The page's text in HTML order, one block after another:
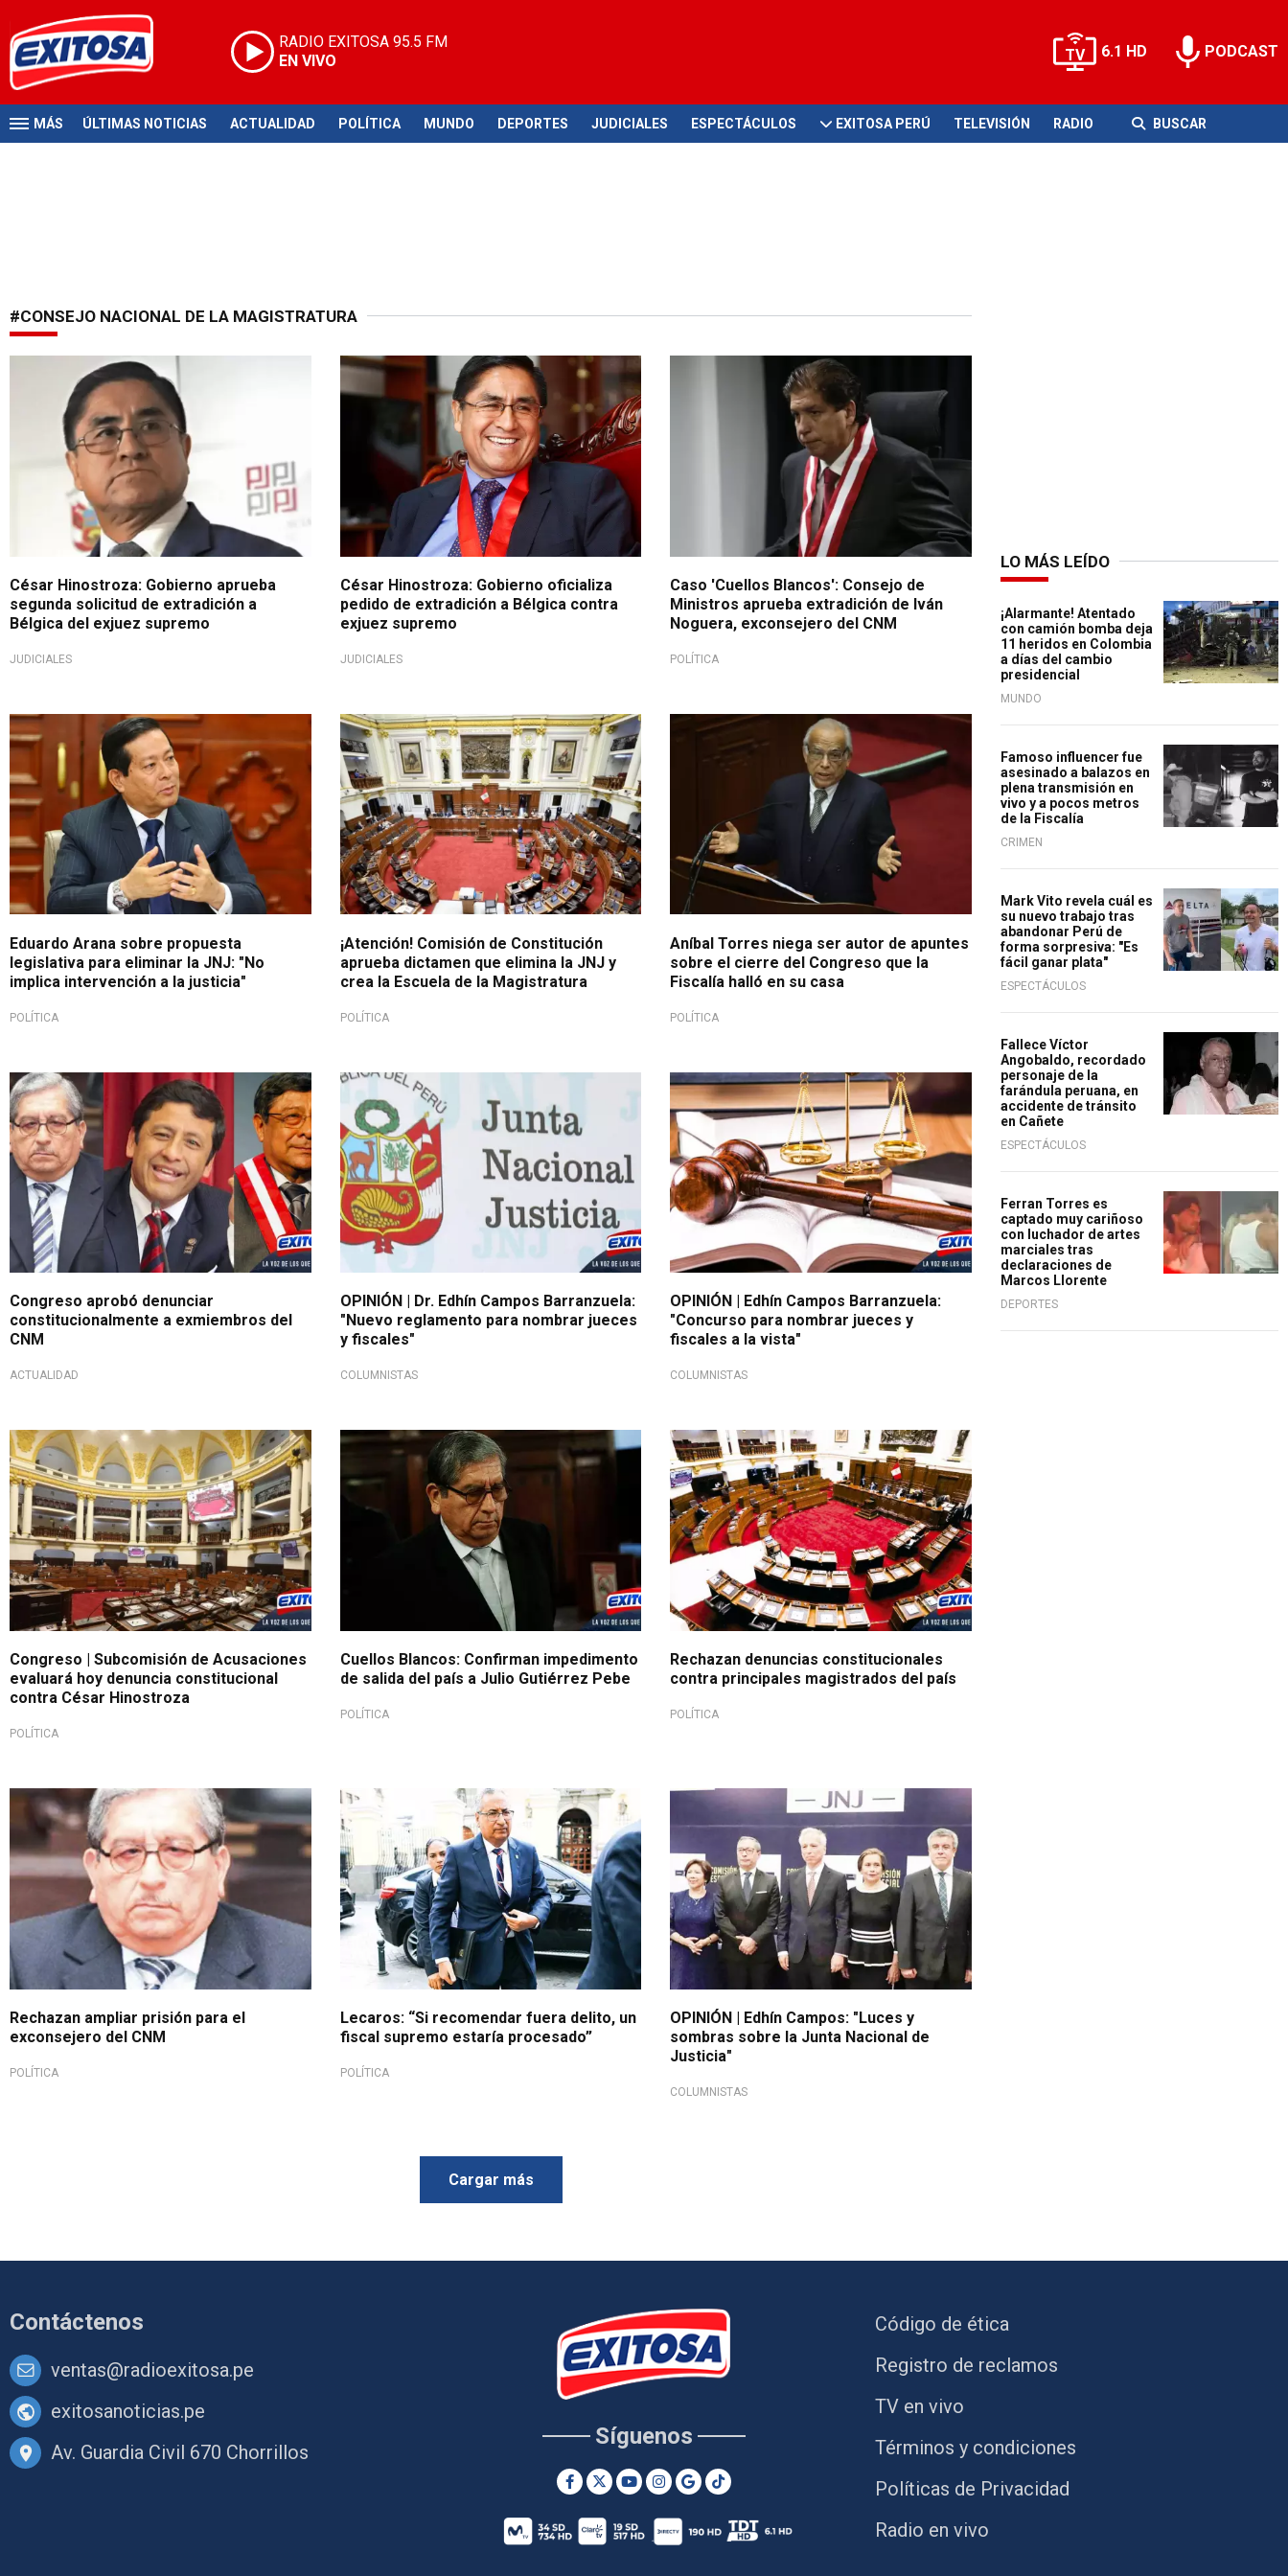
RADIO EXITOSA 95.5 FM
EN VIVO
6.1 HD PODCAST
MÁS ÚLTIMAS NOTICIAS ACTUALIDAD POLÍTICA MUNDO DEPORTES JUDICIALES ESPECTÁCULOS EXITOSA PERÚ TELEVISIÓN RADIO BUSCAR
#CONSEJO NACIONAL DE LA MAGISTRATURA
Fiscalía le atribuye delitos
César Hinostroza: Gobierno aprueba
segunda solicitud de extradición a
Bélgica del exjuez supremo
JUDICIALES
Lo veremos volver
César Hinostroza: Gobierno oficializa
pedido de extradición a Bélgica contra
exjuez supremo
JUDICIALES
Cumplirá prisión preventiva en el Perú
Caso 'Cuellos Blancos': Consejo de
Ministros aprueba extradición de Iván
Noguera, exconsejero del CNM
POLÍTICA
Crisis en la justicia.
Eduardo Arana sobre propuesta
legislativa para eliminar la JNJ: "No
implica intervención a la justicia"
POLÍTICA
Importante
¡Atención! Comisión de Constitución
aprueba dictamen que elimina la JNJ y
crea la Escuela de la Magistratura
POLÍTICA
¡En exclusiva!
Aníbal Torres niega ser autor de apuntes
sobre el cierre del Congreso que la
Fiscalía halló en su casa
POLÍTICA
Congreso aprobó denunciar
constitucionalmente a exmiembros del
CNM
ACTUALIDAD
OPINIÓN | Dr. Edhín Campos Barranzuela:
"Nuevo reglamento para nombrar jueces
y fiscales"
COLUMNISTAS
OPINIÓN | Edhín Campos Barranzuela:
"Concurso para nombrar jueces y
fiscales a la vista"
COLUMNISTAS
Congreso | Subcomisión de Acusaciones
evaluará hoy denuncia constitucional
contra César Hinostroza
POLÍTICA
Cuellos Blancos: Confirman impedimento
de salida del país a Julio Gutiérrez Pebe
POLÍTICA
Rechazan denuncias constitucionales
contra principales magistrados del país
POLÍTICA
Rechazan ampliar prisión para el
exconsejero del CNM
POLÍTICA
Lecaros: “Si recomendar fuera delito, un
fiscal supremo estaría procesado”
POLÍTICA
OPINIÓN | Edhín Campos: "Luces y
sombras sobre la Junta Nacional de
Justicia"
COLUMNISTAS
Cargar más
LO MÁS LEÍDO
¡Alarmante! Atentado
con camión bomba deja
11 heridos en Colombia
a días del cambio
presidencial
MUNDO
Famoso influencer fue
asesinado a balazos en
plena transmisión en
vivo y a pocos metros
de la Fiscalía
CRIMEN
Mark Vito revela cuál es
su nuevo trabajo tras
abandonar Perú de
forma sorpresiva: "Es
fácil ganar plata"
ESPECTÁCULOS
Fallece Víctor
Angobaldo, recordado
personaje de la
farándula peruana, en
accidente de tránsito
en Cañete
ESPECTÁCULOS
Ferran Torres es
captado muy cariñoso
con luchador de artes
marciales tras
declaraciones de
Marcos Llorente
DEPORTES
Contáctenos
ventas@radioexitosa.pe
exitosanoticias.pe
Av. Guardia Civil 670 Chorrillos
Síguenos
Código de ética
Registro de reclamos
TV en vivo
Términos y condiciones
Políticas de Privacidad
Radio en vivo